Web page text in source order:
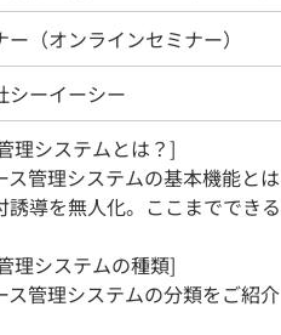
ー（オンラインセミナー）
シーイーシー
理システムとは？]
管理システムの基本機能とは
導を無人化。ここまでできる
理システムの種類]
管理システムの分類をご紹介